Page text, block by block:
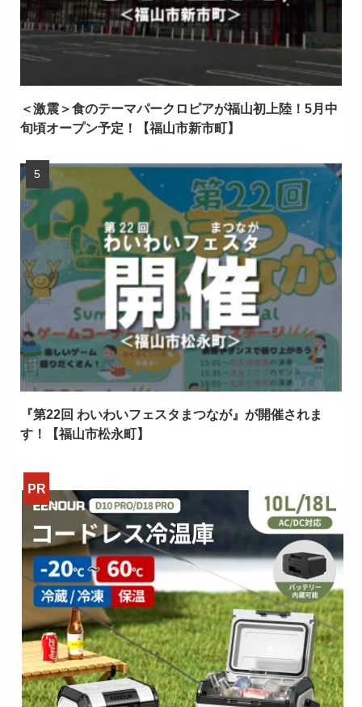
＜激震＞食のテーマパークロピアが福山初上陸！5月中
旬頃オープン予定！【福山市新市町】
『第22回 わいわいフェスタまつなが』が開催されま
す！【福山市松永町】